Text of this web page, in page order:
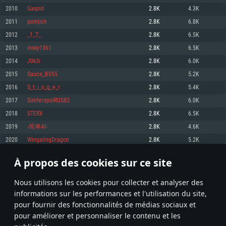
À propos des cookies sur ce site
Nous utilisons les cookies pour collecter et analyser des
informations sur les performances et l'utilisation du site,
pour fournir des fonctionnalités de médias sociaux et
pour améliorer et personnaliser le contenu et les
Mémoire: 4 GB
Carte graphique supportant DirectX 11: AMD Radeon 77XX / NVIDIA
GeForce GTX 660. La résolution minimale supportée par le jeu est de 720p
Connection: Connexion Internet à haut débit
Disque dur: 23.1 Go (client minimal)
Recommandée
1060 et plus, Radeon RX 570 et plus.
Disque dur: 75.9 Go (client complet)
pas supportés)
Mémoire: 6 GB
Carte graphique: Intel Iris Pro 5200 (Mac), ou analogue AMD/Nvidia. La
résolution minimale supportée par le jeu est de 720p.
Connection: Connexion Internet à haut débit
Disque dur: 62,2 Go (client minimal)
Recommandée
OS: Mac OS Big Sur 11.0 ou plus récent
Processeur: Core i7 (Les processeurs Intel Xeon ne sont pas supportés)
Mémoire: 8 GB
Carte graphique: Radeon Vega II ou plus avec support de Metal
Disque dur: 62,2 Go (client complet)
Mémoire: 4 GB
Carte graphique: NVIDIA 660 avec les derniers drivers (moins de 6 mois) /
de même pour AMD (La résolution minimale supportée par le jeu est de
720p)
Connection: Connexion Internet à haut débit
Disque dur: 62,2 Go (client minimal)
Recommandée
OS: Ubuntu 20.04 64bit
Processeur: Intel Core i7
Mémoire: 8 GB
Carte graphique: NVIDIA 1060 avec les derniers drivers (moins de 6 mois) /
6 mois et supportant Vulkan
Connection: Connexion Internet à haut débit
Disque dur: 60,2 Go (client complet)
2010 Gaspid 2.8K 4.3K
2011 pomjich 2.8K 6.8K
2012 _1_7_ 2.8K 6.5K
2013 insky1361 2.8K 6.5K
2014 J0k3r 2.8K 6.0K
2015 Sauce_B055 2.8K 5.2K
2016 S_t_i_n_g_e_r 2.8K 5.4K
2017 SimferopolRUS82 2.8K 6.0K
2018 STERX 2.8K 6.5K
2019 -简单AI- 2.8K 4.6K
2020 WingalingDragon 2.8K 5.2K
* Classement mis à jour quotidiennement
100 101 102 201